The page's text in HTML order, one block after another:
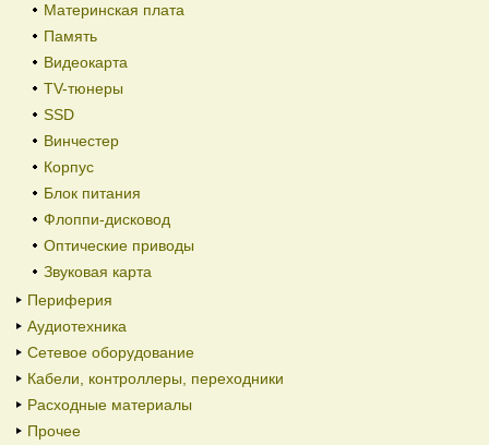
Материнская плата
Память
Видеокарта
TV-тюнеры
SSD
Винчестер
Корпус
Блок питания
Флоппи-дисковод
Оптические приводы
Звуковая карта
Периферия
Аудиотехника
Сетевое оборудование
Кабели, контроллеры, переходники
Расходные материалы
Прочее